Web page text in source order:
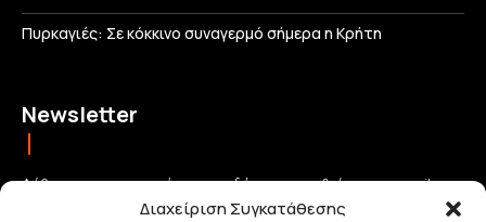
Διαχείριση Συγκατάθεσης
Πυρκαγιές: Σε κόκκινο συναγερμό σήμερα η Κρήτη
Newsletter
Λάβετε τις σημαντικότερες ειδήσεις απευθείας στο email σας
και μείνετε πάντα συνδεδεμένοι με την Κρήτη!